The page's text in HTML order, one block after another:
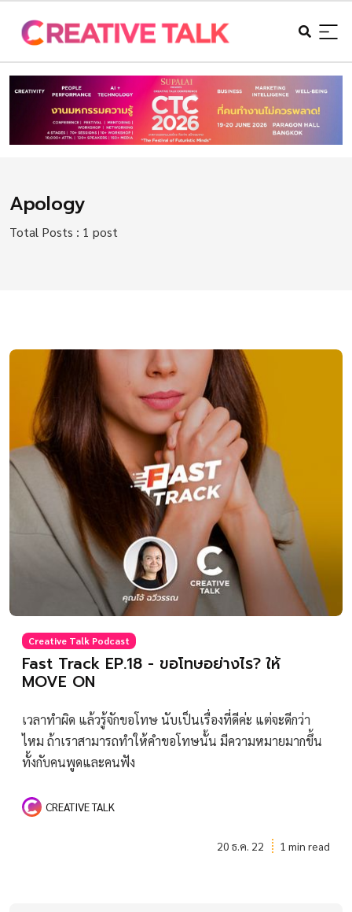
Apology
Total Posts : 1 post
Creative Talk Podcast
Fast Track EP.18 - ขอโทษอย่างไร? ให้
MOVE ON
เวลาทำผิด แล้วรู้จักขอโทษ นับเป็นเรื่องที่ดีค่ะ แต่จะดีกว่า
ไหม ถ้าเราสามารถทำให้คำขอโทษนั้น มีความหมายมากขึ้น
ทั้งกับคนพูดและคนฟัง
CREATIVE TALK
20 ธ.ค. 22 1 min read